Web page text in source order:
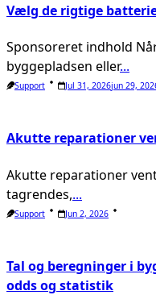
Vælg de rigtige
Sponsoreret indhold
byggepladsen eller...
Support Jul 31, 2026Jun 29,
Akutte reparationer
Akutte reparationer
tagrendes,...
Support Jun 2, 2026
Tal og beregninger i
odds og statistik